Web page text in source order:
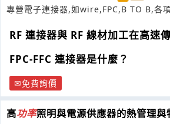
專營電子連接器,如wire,FPC,B TO B,各
RF 連接器與 RF 線材加工在高速
FPC-FFC 連接器是什麼？
免費詢價
高功率照明與電源供應器的熱管理與